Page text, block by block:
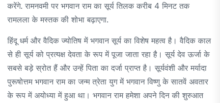
करेंगे. रामनवमी पर भगवान राम का सूर्य तिलक करीब 4 मिनट तक
रामलला के मस्तक की शोभा बढ़ाएगा.
हिंदू धर्म और वैदिक ज्योतिष में भगवान सूर्य का विशेष महत्व है। वैदिक काल
से ही सूर्य को प्रत्यक्ष देवता के रूप में पूजा जाता रहा है। सूर्य देव ऊर्जा के
सबसे बड़े स्रोत हैं और उन्हें पिता का दर्जा प्राप्त है। सूर्यवंशी और मर्यादा
पुरूषोत्तम भगवान राम का जन्म त्रेता युग में भगवान विष्णु के सातवें अवतार
के रूप में अयोध्या में हुआ था। भगवान राम हमेशा अपने दिन की शुरुआत